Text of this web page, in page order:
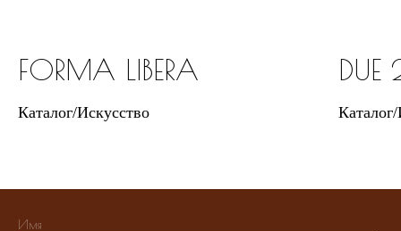
FORMA LIBERA
Каталог/Искусство
DUE